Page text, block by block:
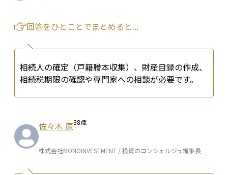
回答をひとことでまとめると...
相続人の確定（戸籍謄本収集）、財産目録の作成、
相続税期限の確認や専門家への相談が必要です。
佐々木 辰38歳
株式会社MONOINVESTMENT / 投資のコンシェルジュ編集長